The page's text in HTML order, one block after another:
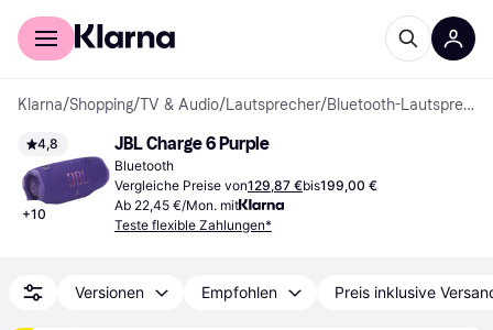
Für Shopper
Klarna/Shopping/TV & Audio/Lautsprecher/ Bluetooth-Lautsprecher
4,8
+10
JBL Charge 6 Purple
Bluetooth
Vergleiche Preise von129,87 €bis199,00 €
Ab 22,45 €/Mon. mit
Teste flexible Zahlungen*
Versionen Empfohlen Preis inklusive